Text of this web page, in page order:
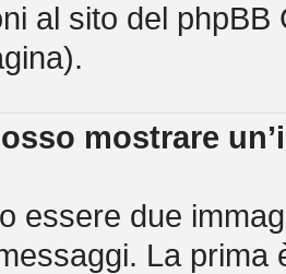
al sito del
mostrare
essere due
La prima